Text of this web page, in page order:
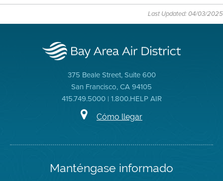
Last Updated: 04/03/2025
375 Beale Street, Suite 600
San Francisco, CA 94105
415.749.5000 | 1.800.HELP AIR
Cómo llegar
Manténgase informado